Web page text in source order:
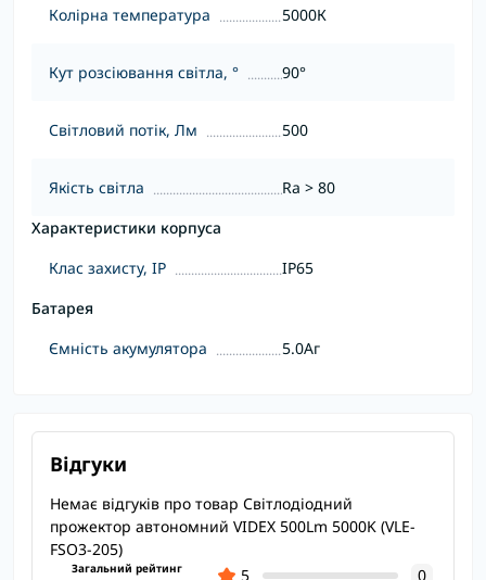
Колірна температура
5000К
Кут розсіювання світла, ° 90°
Світловий потік, Лм 500
Якість світла
Ra > 80
Характеристики корпуса
Клас захисту, IP
IP65
Батарея
Ємність акумулятора
5.0Аг
Відгуки
Немає відгуків про товар Світлодіодний
прожектор автономний VIDEX 500Lm 5000K (VLE-
FSO3-205)
Загальний рейтинг 5 0